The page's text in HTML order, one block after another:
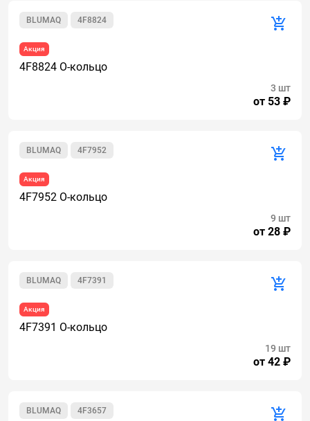
4F8824
BLUMAQ
Акция
4F8824 О-кольцо
от 53 ₽
3 шт
4F7952
BLUMAQ
Акция
4F7952 О-кольцо
от 28 ₽
9 шт
4F7391
BLUMAQ
Акция
4F7391 О-кольцо
от 42 ₽
19 шт
4F3657
BLUMAQ